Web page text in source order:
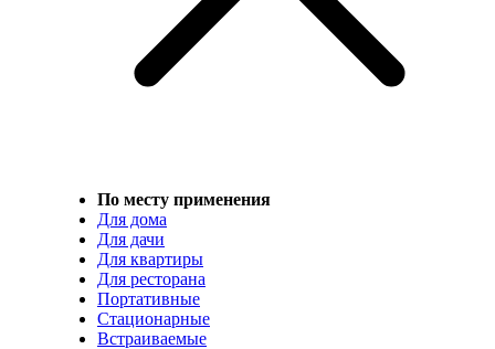
По месту применения
Для дома
Для дачи
Для квартиры
Для ресторана
Портативные
Стационарные
Встраиваемые